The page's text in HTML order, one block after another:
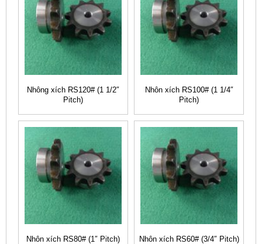
Nhông xích RS120# (1 1/2″
Pitch)
Nhôn xích RS100# (1 1/4″
Pitch)
Nhôn xích RS80# (1″ Pitch) Nhôn xích RS60# (3/4″ Pitch)